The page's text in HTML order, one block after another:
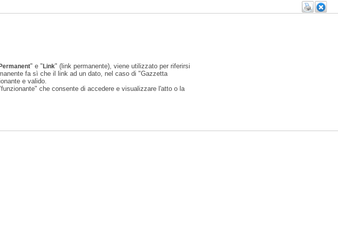
Permanent" e "Link" (link permanente), viene utilizzato per riferirsi
fa sì che il link ad un dato, nel caso di "Gazzetta
e valido.
che consente di accedere e visualizzare l'atto o la